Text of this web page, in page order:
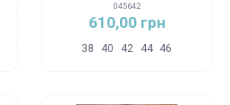
045642
610,00 грн
38 40 42 44 46